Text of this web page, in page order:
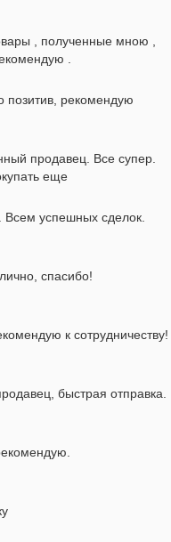
, полученные мною ,
.
позитив, рекомендую
продавец. Все супер.
еще
Всем успешных сделок.
спасибо!
к сотрудничеству!
быстрая отправка.